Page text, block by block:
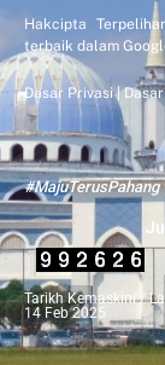
Hakcipta
terbaik dalam
Dasar Privasi|
#MajuTerusPahang
Tarikh Kemaskini /
14 Feb 2025